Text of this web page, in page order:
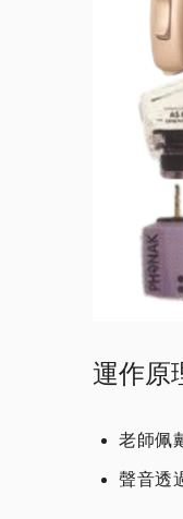
運作原
老師佩
聲音透